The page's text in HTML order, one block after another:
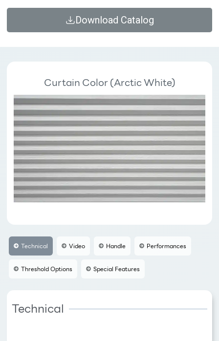
Download Catalog
Curtain Color (Arctic White)
Technical Video Handle Performances
Threshold Options Special Features
Technical